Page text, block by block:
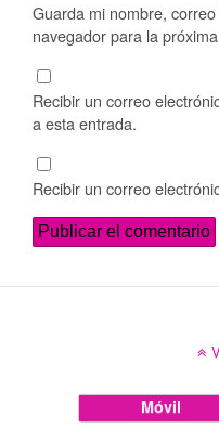
Guarda mi nombre,
navegador para la
Recibir un correo
a esta entrada.
Recibir un correo
Móvil